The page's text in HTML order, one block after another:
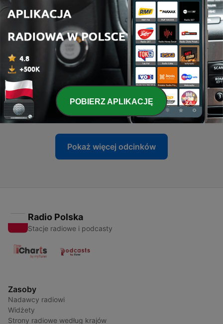
9 2000 Plus - The Robot Killer
24 maj 2025
8 - 2000 Plus - A Veteran Comes Home
7 - 2000 Plus - The Flying Saucers
24 maj 2025
6 - 2000 Plus - The Giant Walks
24 maj 2025
Pokaż więcej odcinków
Radio Polska
Stacje radiowe i podcasty
Zasoby
Nadawcy radiowi
Widżety
Strony radiowe według krajów
POBIERZ APLIKACJĘ